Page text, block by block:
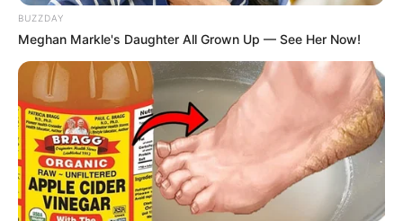
90 Tahun
BUZZDAY
Meghan Markle's Daughter All Grown Up — See Her Now!